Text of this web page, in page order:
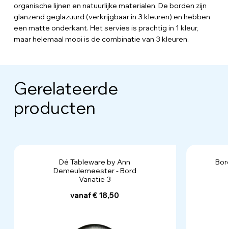
organische lijnen en natuurlijke materialen. De borden zijn
glanzend geglazuurd (verkrijgbaar in 3 kleuren) en hebben
een matte onderkant. Het servies is prachtig in 1 kleur,
maar helemaal mooi is de combinatie van 3 kleuren.
Gerelateerde
producten
Dé Tableware by Ann
Demeulemeester - Bord
Variatie 3
vanaf € 18,50